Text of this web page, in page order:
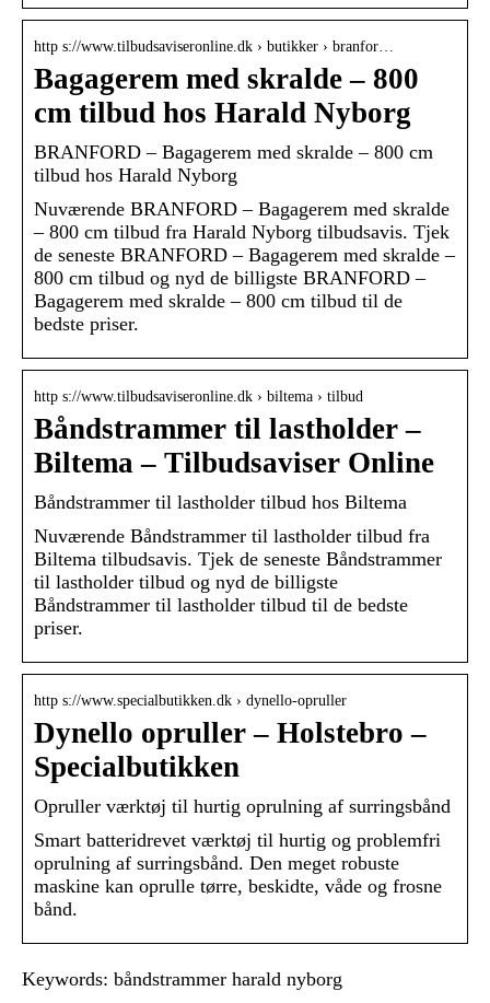
http s://www.tilbudsaviseronline.dk › butikker › branfor…
Bagagerem med skralde – 800
cm tilbud hos Harald Nyborg
BRANFORD – Bagagerem med skralde – 800 cm
tilbud hos Harald Nyborg
Nuværende BRANFORD – Bagagerem med skralde
– 800 cm tilbud fra Harald Nyborg tilbudsavis. Tjek
de seneste BRANFORD – Bagagerem med skralde –
800 cm tilbud og nyd de billigste BRANFORD –
Bagagerem med skralde – 800 cm tilbud til de
bedste priser.
http s://www.tilbudsaviseronline.dk › biltema › tilbud
Båndstrammer til lastholder –
Biltema – Tilbudsaviser Online
Båndstrammer til lastholder tilbud hos Biltema
Nuværende Båndstrammer til lastholder tilbud fra
Biltema tilbudsavis. Tjek de seneste Båndstrammer
til lastholder tilbud og nyd de billigste
Båndstrammer til lastholder tilbud til de bedste
priser.
http s://www.specialbutikken.dk › dynello-opruller
Dynello opruller – Holstebro –
Specialbutikken
Opruller værktøj til hurtig oprulning af surringsbånd
Smart batteridrevet værktøj til hurtig og problemfri
oprulning af surringsbånd. Den meget robuste
maskine kan oprulle tørre, beskidte, våde og frosne
bånd.
Keywords: båndstrammer harald nyborg